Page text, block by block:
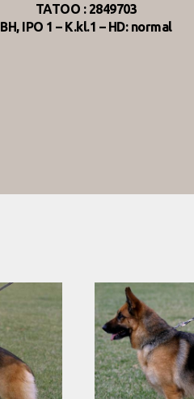
TATOO : 2849703
BH, IPO 1 – K.kl.1 – HD: normal